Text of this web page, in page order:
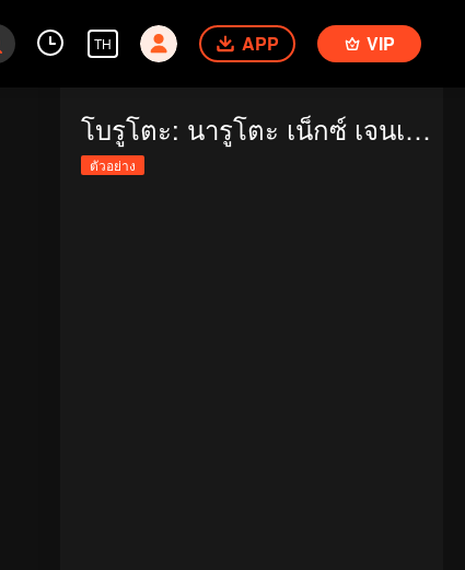
TH APP VIP
โบรูโตะ: นารูโตะ เน็กซ์ เจนเนเรชั่น
ตัวอย่าง